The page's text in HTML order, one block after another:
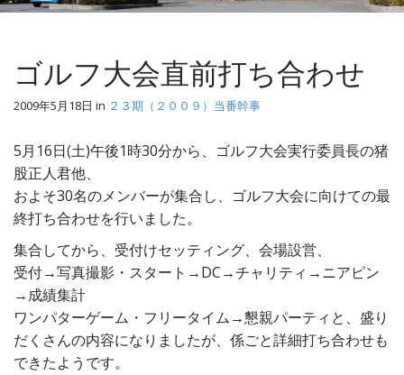
ゴルフ大会直前打ち合わせ
2009年5月18日 in ２３期（２００９）当番幹事
5月16日(土)午後1時30分から、ゴルフ大会実行委員長の猪
股正人君他、
およそ30名のメンバーが集合し、ゴルフ大会に向けての最
終打ち合わせを行いました。
集合してから、受付けセッティング、会場設営、
受付→写真撮影・スタート→DC→チャリティ→ニアピン
→成績集計
ワンパターゲーム・フリータイム→懇親パーティと、盛り
だくさんの内容になりましたが、係ごと詳細打ち合わせも
できたようです。